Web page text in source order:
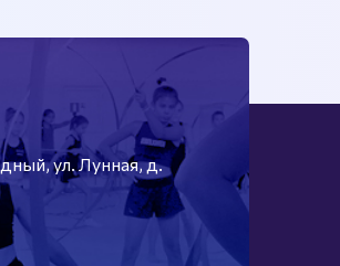
ул. Лунная, д.